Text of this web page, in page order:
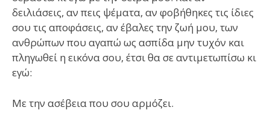
δειλιάσεις, αν πεις ψέματα, αν φοβήθηκες τις ίδιες
σου τις αποφάσεις, αν έβαλες την ζωή μου, των
ανθρώπων που αγαπώ ως ασπίδα μην τυχόν και
πληγωθεί η εικόνα σου, έτσι θα σε αντιμετωπίσω κι
εγώ:
Με την ασέβεια που σου αρμόζει.